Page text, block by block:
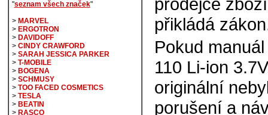
přikládá
Pokud
110 Li-ion
originální
porušení a
"seznam všech značek"
> MARVEL
> ERGOTRON
> DAVIDOFF
> CINDY CRAWFORD
> SARAH JESSICA PARKER
> T-MOBILE
> BOGENA
> SCHMUSY
> TOO FACED COSMETICS
> TESLA
> BEATIN
> RASCO